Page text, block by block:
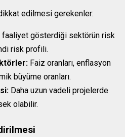
edilmesi gerekenler:
faaliyet gösterdiği sektörün risk
risk profili.
Faiz oranları, enflasyon
büyüme oranları.
Daha uzun vadeli projelerde
olabilir.